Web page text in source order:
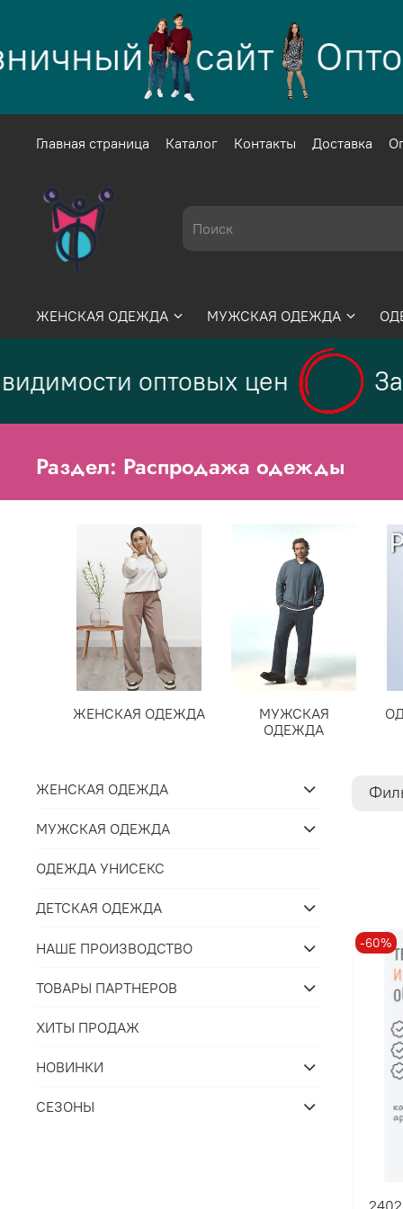
сайт
Главная страница Каталог Контакты Доставка
ЖЕНСКАЯ ОДЕЖДА МУЖСКАЯ ОДЕЖДА
оптовых цен
Раздел: Распродажа одежды
ЖЕНСКАЯ ОДЕЖДА
МУЖСКАЯ
ОДЕЖДА
-60%
ЖЕНСКАЯ ОДЕЖДА
МУЖСКАЯ ОДЕЖДА
ОДЕЖДА УНИСЕКС
ДЕТСКАЯ ОДЕЖДА
НАШЕ ПРОИЗВОДСТВО
ТОВАРЫ ПАРТНЕРОВ
ХИТЫ ПРОДАЖ
НОВИНКИ
СЕЗОНЫ